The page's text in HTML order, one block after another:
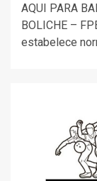
AQUI PARA
BOLICHE –
estabelece